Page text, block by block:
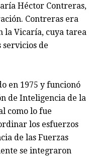
Héctor Contreras,
Contreras era
la Vicaría, cuya tarea
servicios de
en 1975 y funcionó
de Inteligencia de la
como lo fue
los esfuerzos
de las Fuerzas
se integraron